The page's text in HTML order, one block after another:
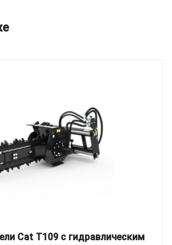
Cat T109 с гидравлическим